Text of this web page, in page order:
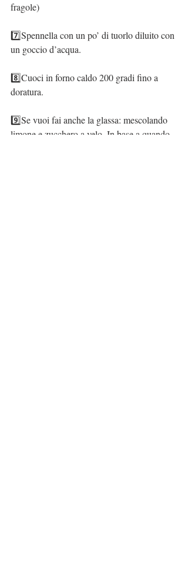
fragole)
7️⃣Spennella con un po’ di tuorlo diluito con
un goccio d’acqua.
8️⃣Cuoci in forno caldo 200 gradi fino a
doratura.
9️⃣Se vuoi fai anche la glassa: mescolando
limone e zucchero a velo. In base a quando